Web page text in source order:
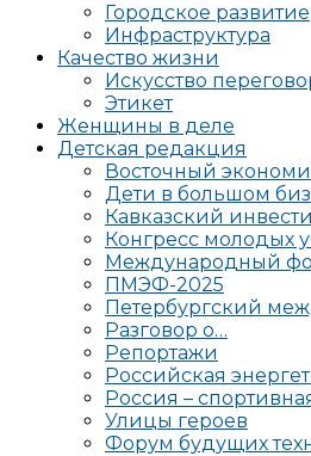
Городское развитие
Инфраструктура
Качество жизни
Искусство
Этикет
Женщины в деле
Детская редакция
Восточный
Дети в большом
Кавказский
Конгресс молодых
Международный
ПМЭФ-2025
Петербургский
Разговор о…
Репортажи
Российская
Россия –
Улицы героев
Форум будущих